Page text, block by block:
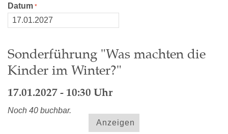
Datum
Sonderführung "Was machten die
Kinder im Winter?"
17.01.2027 - 10:30 Uhr
Noch 40 buchbar.
Anzeigen